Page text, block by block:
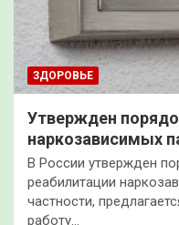
ЗДОРОВЬЕ
Утвержден
наркозависимых
В России утвержден
реабилитации
частности,
работу…